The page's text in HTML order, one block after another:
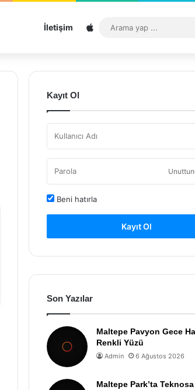
İletişim Sitemap
Kayıt Ol
Beni hatırla
Kayıt Ol
Son Yazılar
Maltepe Pavyon Gece
Renkli Yüzü
Admin 6 Ağustos 2026
Maltepe Park’ta